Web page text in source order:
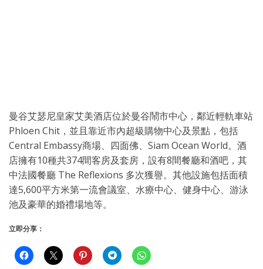
曼谷艾瑟尼皇家艾美酒店位於曼谷鬧市中心，鄰近輕軌車站
Phloen Chit，並且靠近市內超級購物中心及景點，包括
Central Embassy商場、四面佛、Siam Ocean World。酒
店擁有10種共374間客房及套房，設有8間餐廳和酒吧，其
中法國餐廳 The Reflexions 多次獲譽。其他設施包括面積
達5,600平方米第一流會議室、水療中心、健身中心、游泳
池及豪華的婚禮場地等。
立即分享：